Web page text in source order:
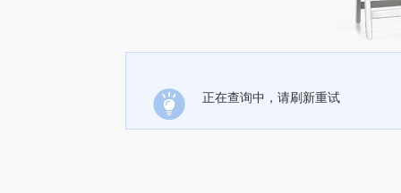
正在查询中，请刷新重试